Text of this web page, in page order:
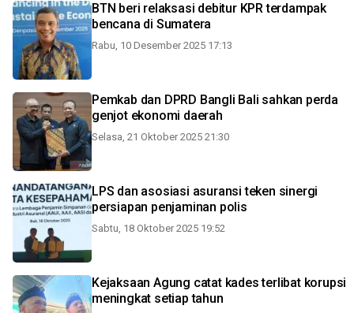
BTN beri relaksasi debitur KPR terdampak
bencana di Sumatera
Rabu, 10 Desember 2025 17:13
Pemkab dan DPRD Bangli Bali sahkan perda
genjot ekonomi daerah
Selasa, 21 Oktober 2025 21:30
LPS dan asosiasi asuransi teken sinergi
persiapan penjaminan polis
Sabtu, 18 Oktober 2025 19:52
Kejaksaan Agung catat kades terlibat korupsi
meningkat setiap tahun